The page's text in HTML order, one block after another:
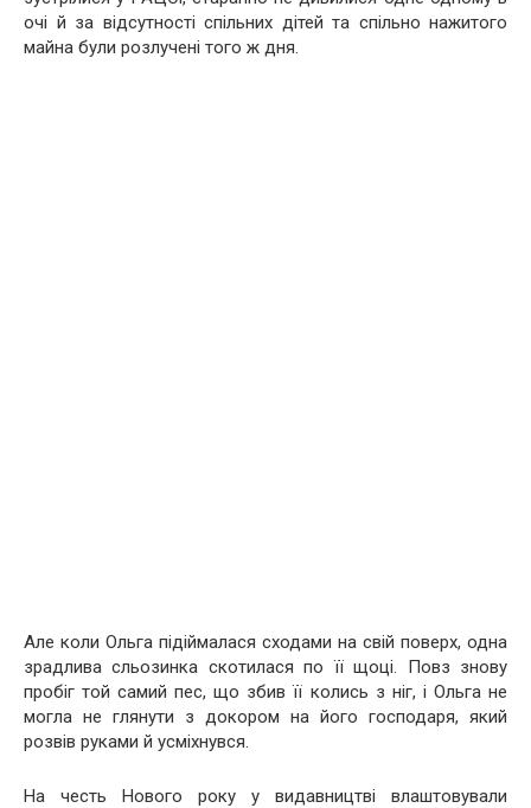
очі й за відсутності спільних дітей та спільно нажитого
майна були розлучені того ж дня.
Але коли Ольга підіймалася сходами на свій поверх, одна
зрадлива сльозинка скотилася по її щоці. Повз знову
пробіг той самий пес, що збив її колись з ніг, і Ольга не
могла не глянути з докором на його господаря, який
розвів руками й усміхнувся.
На честь Нового року у видавництві влаштовували